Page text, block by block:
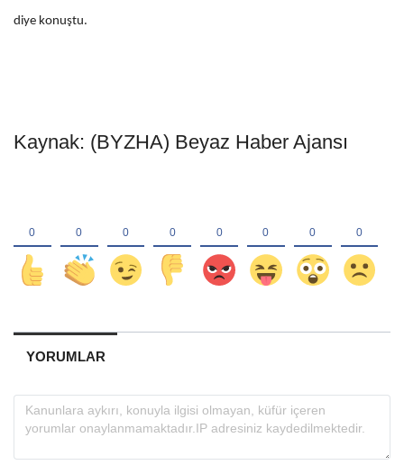
diye konuştu.
Kaynak: (BYZHA) Beyaz Haber Ajansı
YORUMLAR